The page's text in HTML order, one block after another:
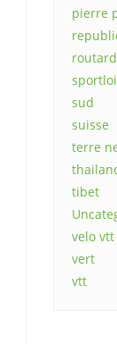
pierre
routard
sud
suisse
terre
tibet
velo vtt
vert
vtt